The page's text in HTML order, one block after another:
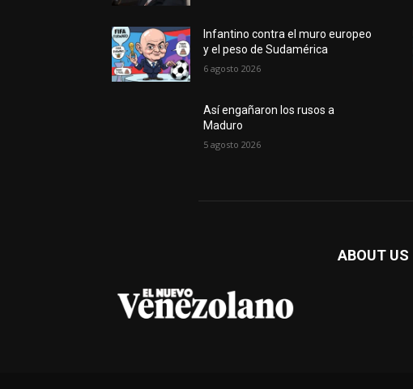
Infantino contra el muro europeo
y el peso de Sudamérica
6 agosto 2026
Así engañaron los rusos a
Maduro
5 agosto 2026
ABOUT US